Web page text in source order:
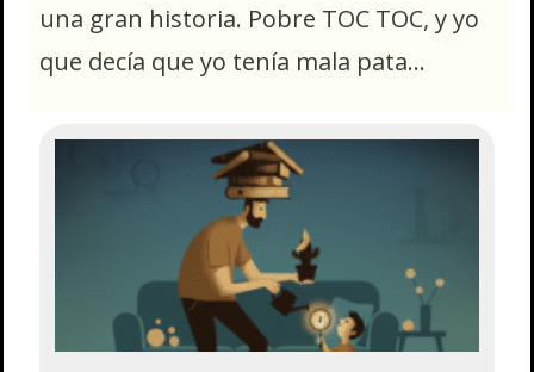
una gran historia. Pobre TOC TOC, y yo
que decía que yo tenía mala pata…